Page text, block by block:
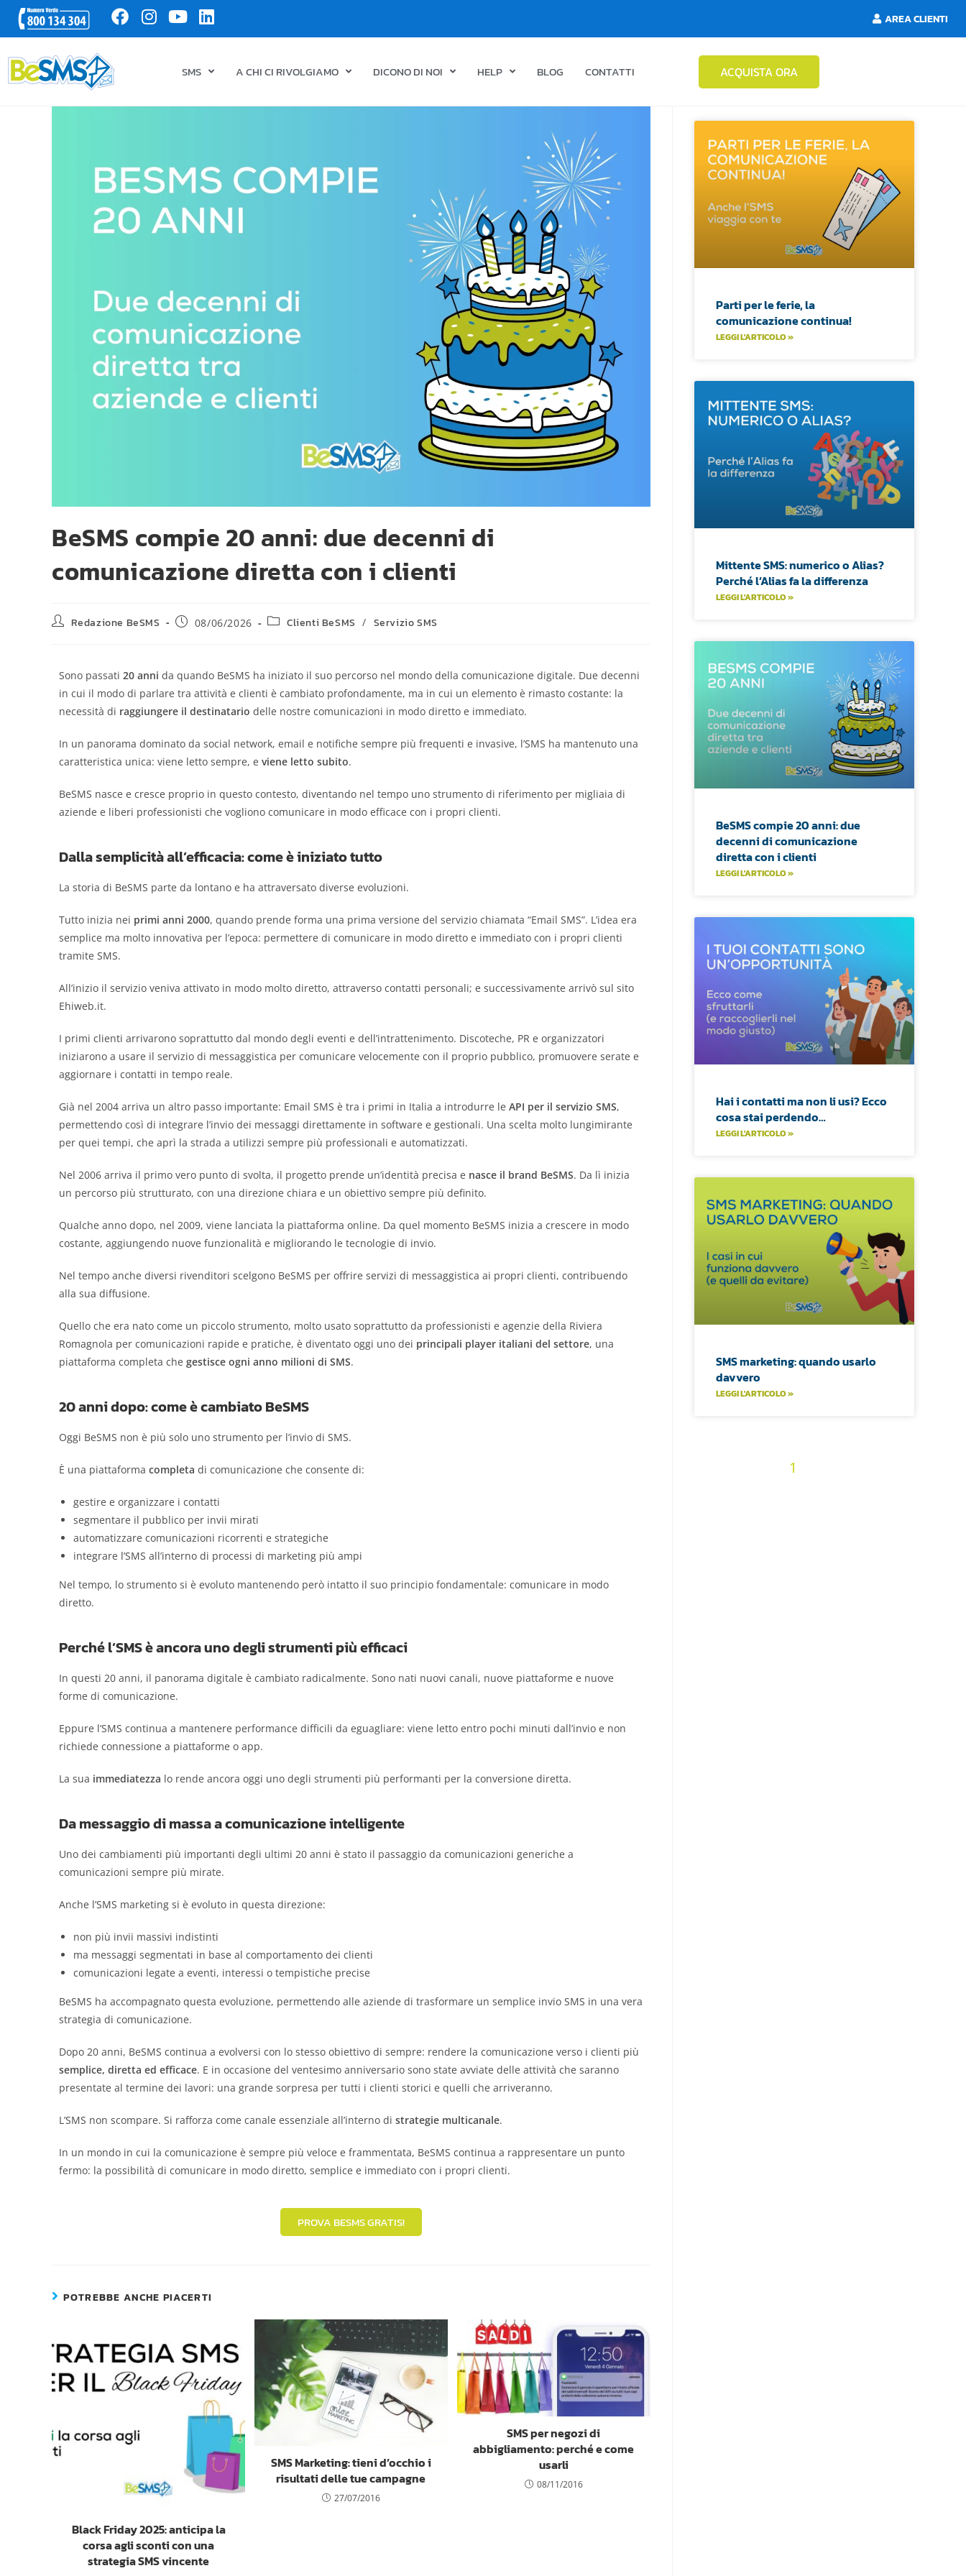
AREA CLIENTI
SMS A CHI CI RIVOLGIAMO DICONO DI NOI HELP BLOG CONTATTI ACQUISTA ORA
BeSMS compie 20 anni: due decenni di
comunicazione diretta con i clienti
Redazione BeSMS 08/06/2026 Clienti BeSMS / Servizio SMS
Sono passati 20 anni da quando BeSMS ha iniziato il suo percorso nel mondo della comunicazione digitale. Due decenni
in cui il modo di parlare tra attività e clienti è cambiato profondamente, ma in cui un elemento è rimasto costante: la
necessità di raggiungere il destinatario delle nostre comunicazioni in modo diretto e immediato.
In un panorama dominato da social network, email e notifiche sempre più frequenti e invasive, l’SMS ha mantenuto una
caratteristica unica: viene letto sempre, e viene letto subito.
BeSMS nasce e cresce proprio in questo contesto, diventando nel tempo uno strumento di riferimento per migliaia di
aziende e liberi professionisti che vogliono comunicare in modo efficace con i propri clienti.
Dalla semplicità all’efficacia: come è iniziato tutto
La storia di BeSMS parte da lontano e ha attraversato diverse evoluzioni.
Tutto inizia nei primi anni 2000, quando prende forma una prima versione del servizio chiamata “Email SMS”. L’idea era
semplice ma molto innovativa per l’epoca: permettere di comunicare in modo diretto e immediato con i propri clienti
tramite SMS.
All’inizio il servizio veniva attivato in modo molto diretto, attraverso contatti personali; e successivamente arrivò sul sito
Ehiweb.it.
I primi clienti arrivarono soprattutto dal mondo degli eventi e dell’intrattenimento. Discoteche, PR e organizzatori
iniziarono a usare il servizio di messaggistica per comunicare velocemente con il proprio pubblico, promuovere serate e
aggiornare i contatti in tempo reale.
Già nel 2004 arriva un altro passo importante: Email SMS è tra i primi in Italia a introdurre le API per il servizio SMS,
permettendo così di integrare l’invio dei messaggi direttamente in software e gestionali. Una scelta molto lungimirante
per quei tempi, che aprì la strada a utilizzi sempre più professionali e automatizzati.
Nel 2006 arriva il primo vero punto di svolta, il progetto prende un’identità precisa e nasce il brand BeSMS. Da lì inizia
un percorso più strutturato, con una direzione chiara e un obiettivo sempre più definito.
Qualche anno dopo, nel 2009, viene lanciata la piattaforma online. Da quel momento BeSMS inizia a crescere in modo
costante, aggiungendo nuove funzionalità e migliorando le tecnologie di invio.
Nel tempo anche diversi rivenditori scelgono BeSMS per offrire servizi di messaggistica ai propri clienti, contribuendo
alla sua diffusione.
Quello che era nato come un piccolo strumento, molto usato soprattutto da professionisti e agenzie della Riviera
Romagnola per comunicazioni rapide e pratiche, è diventato oggi uno dei principali player italiani del settore, una
piattaforma completa che gestisce ogni anno milioni di SMS.
20 anni dopo: come è cambiato BeSMS
Oggi BeSMS non è più solo uno strumento per l’invio di SMS.
È una piattaforma completa di comunicazione che consente di:
gestire e organizzare i contatti
segmentare il pubblico per invii mirati
automatizzare comunicazioni ricorrenti e strategiche
integrare l’SMS all’interno di processi di marketing più ampi
Nel tempo, lo strumento si è evoluto mantenendo però intatto il suo principio fondamentale: comunicare in modo
diretto.
Perché l’SMS è ancora uno degli strumenti più efficaci
In questi 20 anni, il panorama digitale è cambiato radicalmente. Sono nati nuovi canali, nuove piattaforme e nuove
forme di comunicazione.
Eppure l’SMS continua a mantenere performance difficili da eguagliare: viene letto entro pochi minuti dall’invio e non
richiede connessione a piattaforme o app.
La sua immediatezza lo rende ancora oggi uno degli strumenti più performanti per la conversione diretta.
Da messaggio di massa a comunicazione intelligente
Uno dei cambiamenti più importanti degli ultimi 20 anni è stato il passaggio da comunicazioni generiche a
comunicazioni sempre più mirate.
Anche l’SMS marketing si è evoluto in questa direzione:
non più invii massivi indistinti
ma messaggi segmentati in base al comportamento dei clienti
comunicazioni legate a eventi, interessi o tempistiche precise
BeSMS ha accompagnato questa evoluzione, permettendo alle aziende di trasformare un semplice invio SMS in una vera
strategia di comunicazione.
Dopo 20 anni, BeSMS continua a evolversi con lo stesso obiettivo di sempre: rendere la comunicazione verso i clienti più
semplice, diretta ed efficace. E in occasione del ventesimo anniversario sono state avviate delle attività che saranno
presentate al termine dei lavori: una grande sorpresa per tutti i clienti storici e quelli che arriveranno.
L’SMS non scompare. Si rafforza come canale essenziale all’interno di strategie multicanale.
In un mondo in cui la comunicazione è sempre più veloce e frammentata, BeSMS continua a rappresentare un punto
fermo: la possibilità di comunicare in modo diretto, semplice e immediato con i propri clienti.
PROVA BESMS GRATIS!
POTREBBE ANCHE PIACERTI
Black Friday 2025: anticipa la
corsa agli sconti con una
strategia SMS vincente
SMS Marketing: tieni d’occhio i
risultati delle tue campagne
27/07/2016
SMS per negozi di
abbigliamento: perché e come
usarli
08/11/2016
Parti per le ferie, la
comunicazione continua!
LEGGI L'ARTICOLO »
Mittente SMS: numerico o Alias?
Perché l’Alias fa la differenza
LEGGI L'ARTICOLO »
BeSMS compie 20 anni: due
decenni di comunicazione
diretta con i clienti
LEGGI L'ARTICOLO »
Hai i contatti ma non li usi? Ecco
cosa stai perdendo…
LEGGI L'ARTICOLO »
SMS marketing: quando usarlo
davvero
LEGGI L'ARTICOLO »
1